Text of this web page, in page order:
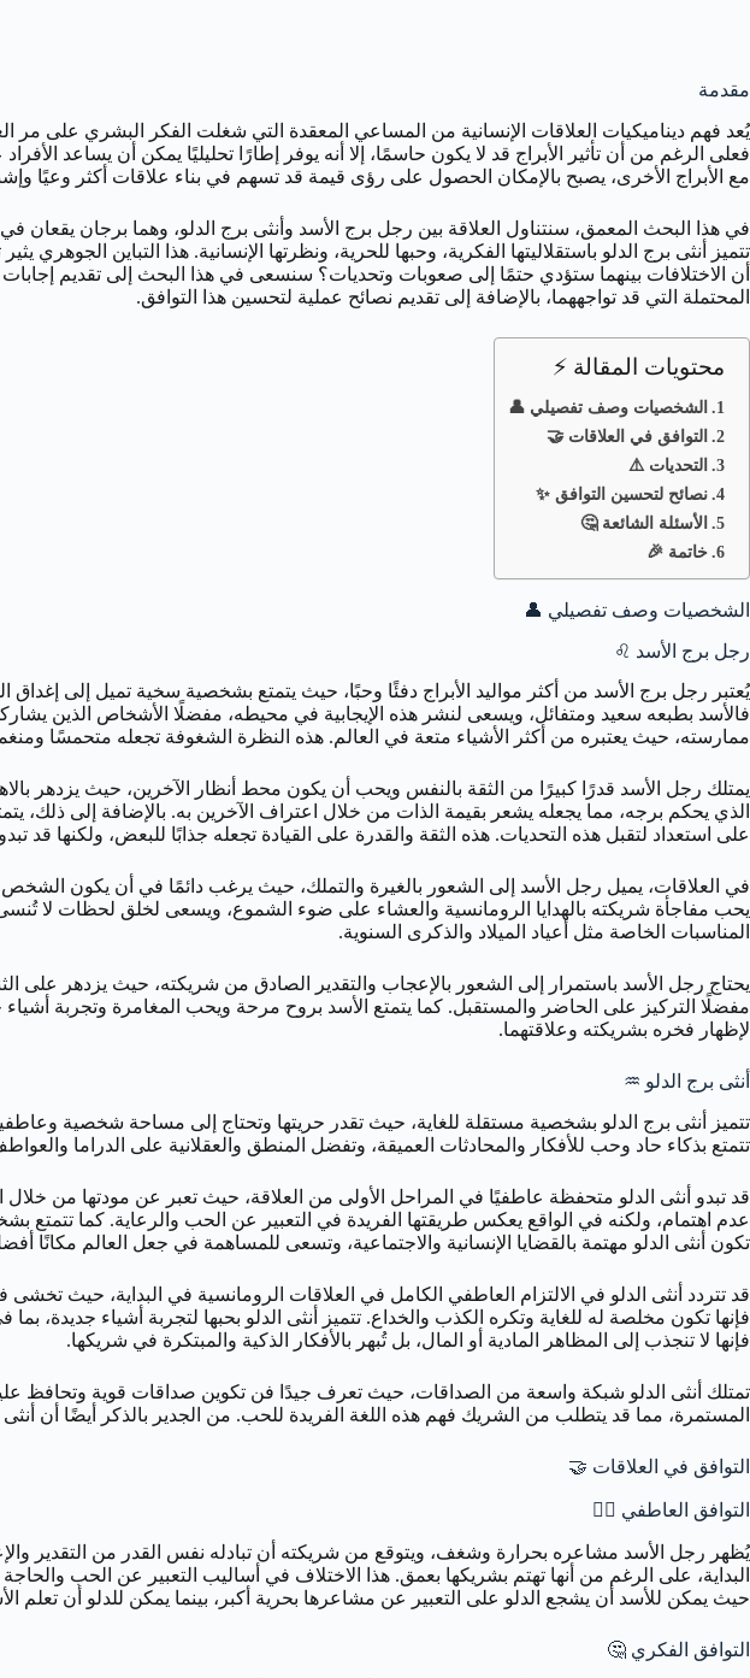
مقدمة
يُعد فهم ديناميكيات العلاقات الإنسانية من المساعي المعقدة التي شغلت الفكر البشري على مر
فعلى الرغم من أن تأثير الأبراج قد لا يكون حاسمًا، إلا أنه يوفر إطارًا تحليليًا يمكن أن يساعد
مع الأبراج الأخرى، يصبح بالإمكان الحصول على رؤى قيمة قد تسهم في بناء علاقات أكثر وعيًا
في هذا البحث المعمق، سنتناول العلاقة بين رجل برج الأسد وأنثى برج الدلو، وهما برجان يقعان
تتميز أنثى برج الدلو باستقلاليتها الفكرية، وحبها للحرية، ونظرتها الإنسانية. هذا التباين
أن الاختلافات بينهما ستؤدي حتمًا إلى صعوبات وتحديات؟ سنسعى في هذا البحث إلى تقديم
المحتملة التي قد تواجههما، بالإضافة إلى تقديم نصائح عملية لتحسين هذا التوافق.
محتويات المقالة ⚡
الشخصيات وصف تفصيلي 👤
التوافق في العلاقات 🤝
التحديات ⚠️
نصائح لتحسين التوافق ✨
الأسئلة الشائعة 🤔
خاتمة 🎉
الشخصيات وصف تفصيلي 👤
رجل برج الأسد ♌️
يُعتبر رجل برج الأسد من أكثر مواليد الأبراج دفئًا وحبًا، حيث يتمتع بشخصية سخية تميل إلى
فالأسد بطبعه سعيد ومتفائل، ويسعى لنشر هذه الإيجابية في محيطه، مفضلًا الأشخاص الذين
ممارسته، حيث يعتبره من أكثر الأشياء متعة في العالم. هذه النظرة الشغوفة تجعله متحمسًا
يمتلك رجل الأسد قدرًا كبيرًا من الثقة بالنفس ويحب أن يكون محط أنظار الآخرين، حيث يزدهر
الذي يحكم برجه، مما يجعله يشعر بقيمة الذات من خلال اعتراف الآخرين به. بالإضافة إلى ذلك،
على استعداد لتقبل هذه التحديات. هذه الثقة والقدرة على القيادة تجعله جذابًا للبعض، ولكنها قد
في العلاقات، يميل رجل الأسد إلى الشعور بالغيرة والتملك، حيث يرغب دائمًا في أن يكون
يحب مفاجأة شريكته بالهدايا الرومانسية والعشاء على ضوء الشموع، ويسعى لخلق لحظات لا
المناسبات الخاصة مثل أعياد الميلاد والذكرى السنوية.
يحتاج رجل الأسد باستمرار إلى الشعور بالإعجاب والتقدير الصادق من شريكته، حيث يزدهر على
مفضلًا التركيز على الحاضر والمستقبل. كما يتمتع الأسد بروح مرحة ويحب المغامرة وتجربة أشياء
لإظهار فخره بشريكته وعلاقتهما.
أنثى برج الدلو ♒️
تتميز أنثى برج الدلو بشخصية مستقلة للغاية، حيث تقدر حريتها وتحتاج إلى مساحة شخصية
تتمتع بذكاء حاد وحب للأفكار والمحادثات العميقة، وتفضل المنطق والعقلانية على الدراما
قد تبدو أنثى الدلو متحفظة عاطفيًا في المراحل الأولى من العلاقة، حيث تعبر عن مودتها من خلال
عدم اهتمام، ولكنه في الواقع يعكس طريقتها الفريدة في التعبير عن الحب والرعاية. كما تتمتع
تكون أنثى الدلو مهتمة بالقضايا الإنسانية والاجتماعية، وتسعى للمساهمة في جعل العالم مكانًا
قد تتردد أنثى الدلو في الالتزام العاطفي الكامل في العلاقات الرومانسية في البداية، حيث
فإنها تكون مخلصة له للغاية وتكره الكذب والخداع. تتميز أنثى الدلو بحبها لتجربة أشياء
فإنها لا تنجذب إلى المظاهر المادية أو المال، بل تُبهر بالأفكار الذكية والمبتكرة في شريكها.
تمتلك أنثى الدلو شبكة واسعة من الصداقات، حيث تعرف جيدًا فن تكوين صداقات قوية وتحافظ
المستمرة، مما قد يتطلب من الشريك فهم هذه اللغة الفريدة للحب. من الجدير بالذكر أيضًا أن أنثى
التوافق في العلاقات 🤝
التوافق العاطفي ❤️‍🔥
يُظهر رجل الأسد مشاعره بحرارة وشغف، ويتوقع من شريكته أن تبادله نفس القدر من التقدير
البداية، على الرغم من أنها تهتم بشريكها بعمق. هذا الاختلاف في أساليب التعبير عن الحب
حيث يمكن للأسد أن يشجع الدلو على التعبير عن مشاعرها بحرية أكبر، بينما يمكن للدلو أن تعلم
التوافق الفكري 🤔